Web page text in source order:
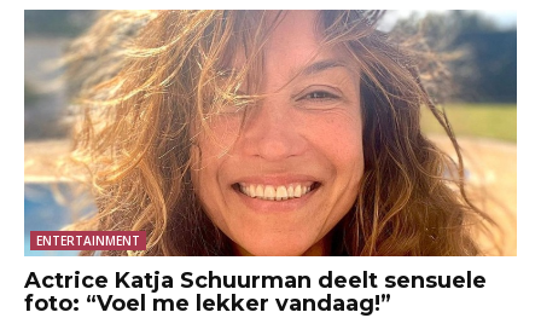
ENTERTAINMENT
Actrice Katja Schuurman deelt sensuele
foto: “Voel me lekker vandaag!”